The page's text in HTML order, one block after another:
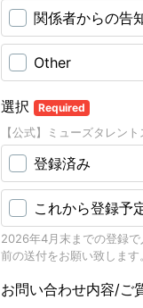
関係者からの告
Other
選択 Required
【公式】ミューズタレン
登録済み
これから登録予
2026年4月末までの登録
前の送付をお願い致します。
お問い合わせ内容/ご